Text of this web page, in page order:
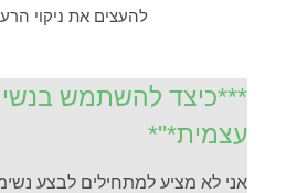
להעצים את ניקוי
***כיצד להשתמש
עצמית*"*
אני לא מציע למתחילים לבצע